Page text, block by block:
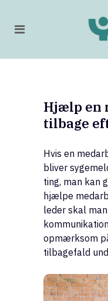
Hjælp en
tilbage
Hvis en
bliver
ting, man kan
hjælpe
leder skal
opmærksom
tilbagefald